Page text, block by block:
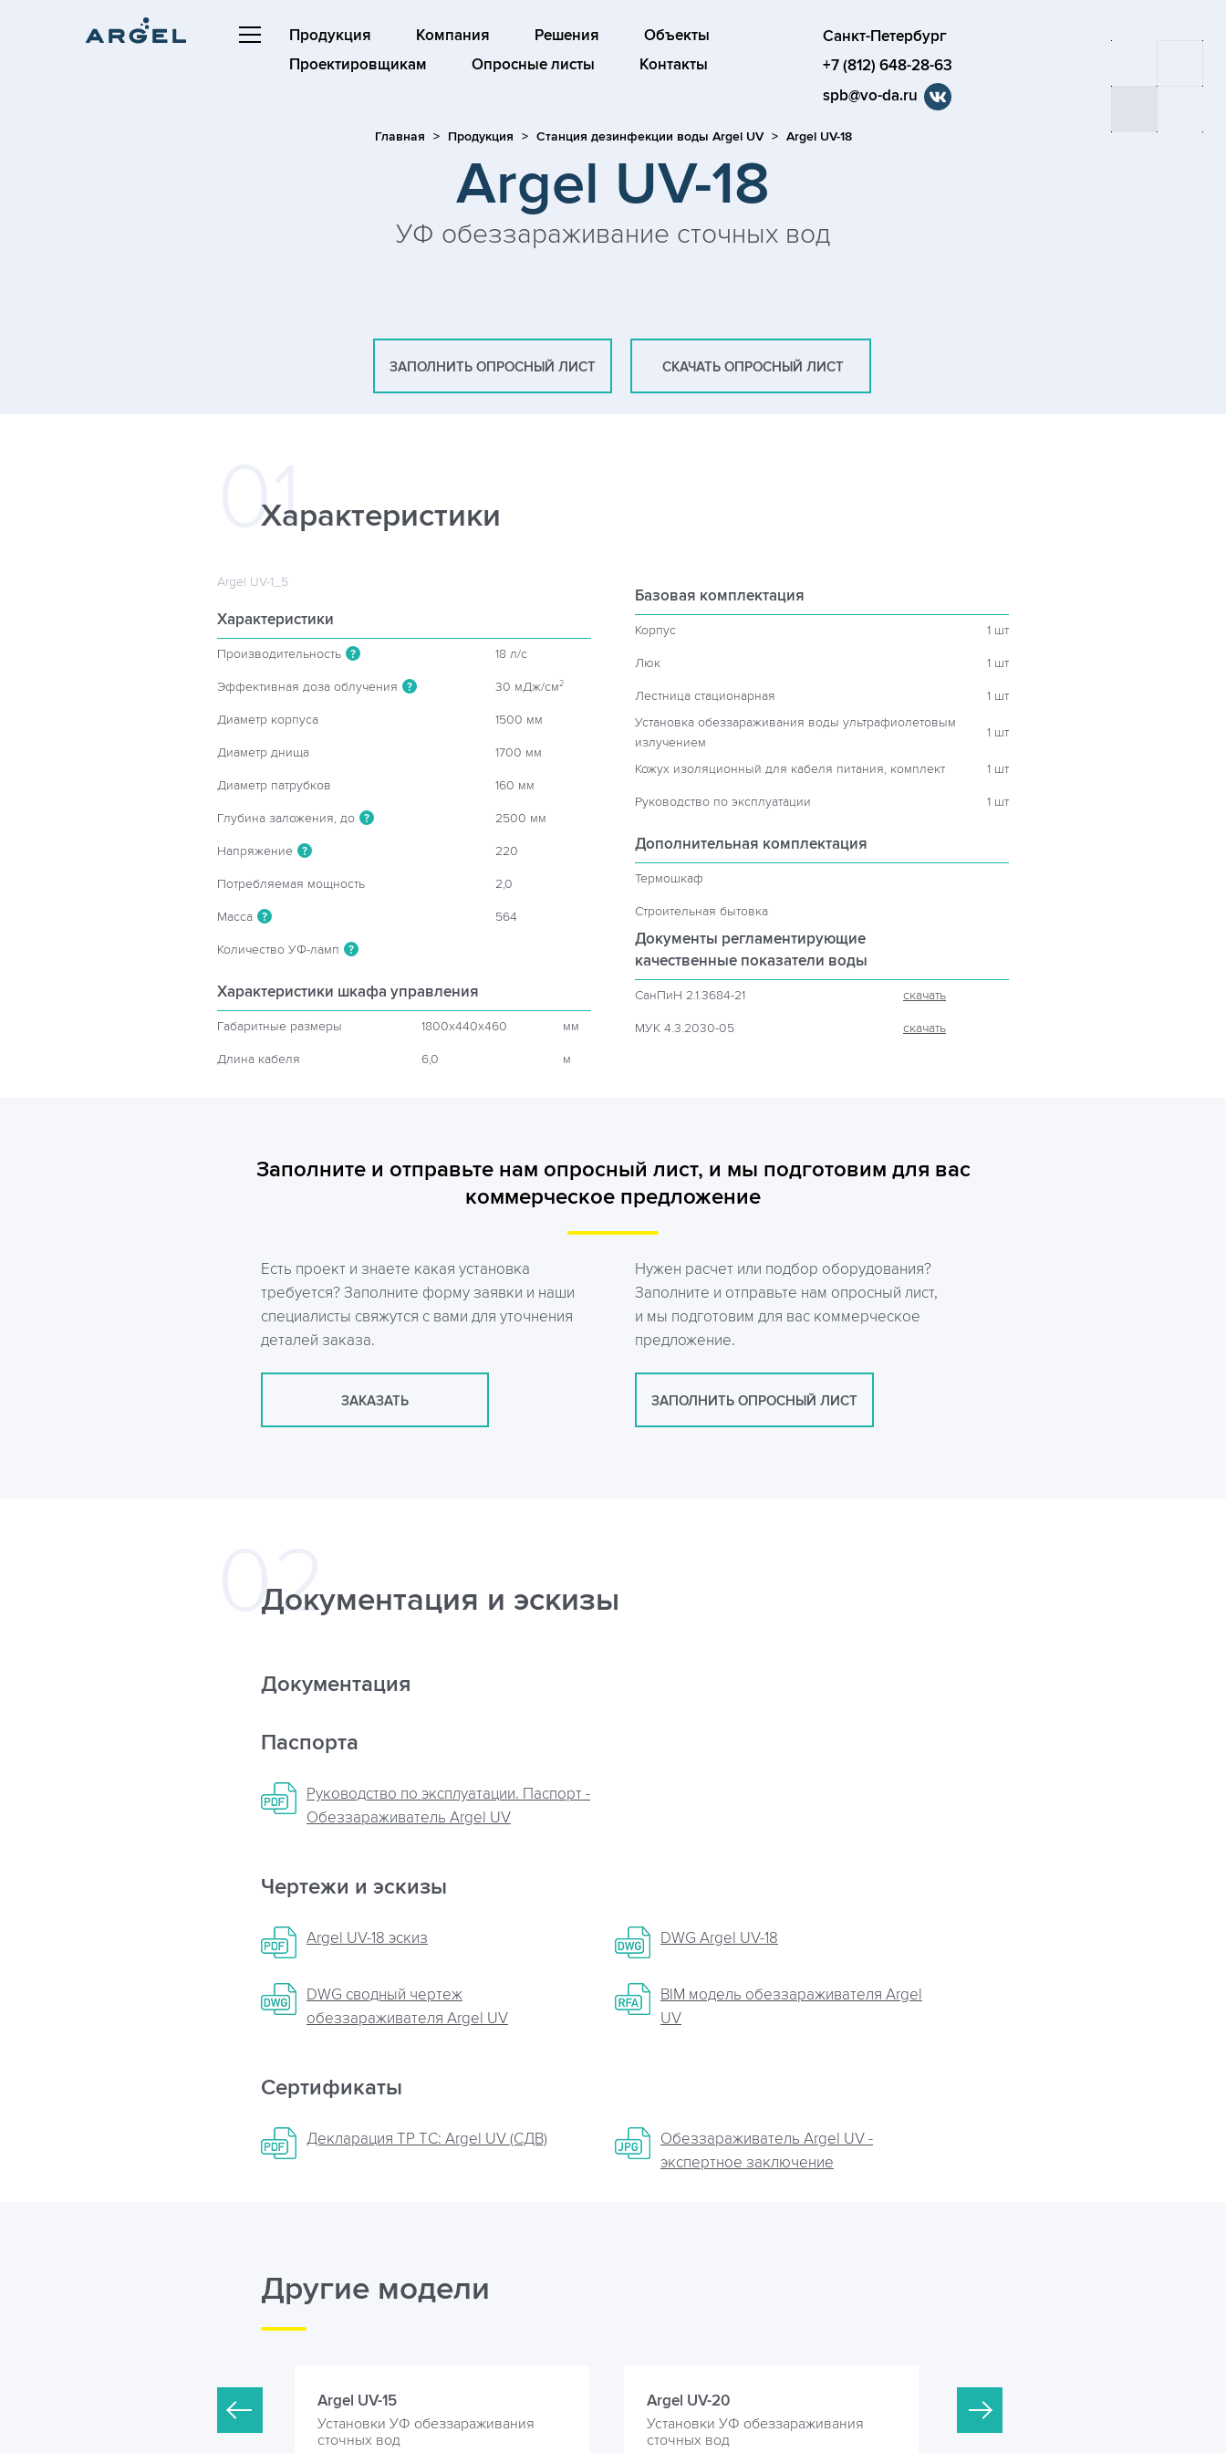
Продукция Компания Решения
Объекты
Проектировщикам
Опросные листы Контакты
Санкт-Петербург
+7 (812) 648-28-63
spb@vo-da.ru
Главная Продукция Станция дезинфекции воды Argel UV Argel UV-18
Argel UV-18
УФ обеззараживание сточных вод
ЗАПОЛНИТЬ ОПРОСНЫЙ ЛИСТ СКАЧАТЬ ОПРОСНЫЙ ЛИСТ
Характеристики
Argel UV-1_5
Характеристики
Производительность ? 18 л/c
Эффективная доза облучения ? 30 мДж/см2
Диаметр корпуса 1500 мм
Диаметр днища 1700 мм
Диаметр патрубков 160 мм
Глубина заложения, до ? 2500 мм
Напряжение ? 220
Потребляемая мощность 2,0
Масса ? 564
Количество УФ-ламп ?
Характеристики шкафа управления
Габаритные размеры 1800x440x460 мм
Длина кабеля 6,0 м
Базовая комплектация
Корпус 1 шт
Люк 1 шт
Лестница стационарная
1 шт
Установка обеззараживания воды ультрафиолетовым
излучением
1 шт
Кожух изоляционный для кабеля питания, комплект 1 шт
Руководство по эксплуатации 1 шт
Дополнительная комплектация
Термошкаф
Строительная бытовка
Документы регламентирующие
качественные показатели воды
СанПиН 2.1.3684-21 скачать
МУК 4.3.2030-05 скачать
Заполните и отправьте нам опросный лист, и мы подготовим для вас
коммерческое предложение
Есть проект и знаете какая установка
требуется? Заполните форму заявки и наши
специалисты свяжутся с вами для уточнения
деталей заказа.
ЗАКАЗАТЬ
Нужен расчет или подбор оборудования?
Заполните и отправьте нам опросный лист,
и мы подготовим для вас коммерческое
предложение.
ЗАПОЛНИТЬ ОПРОСНЫЙ ЛИСТ
Документация и эскизы
Документация
Паспорта
Руководство по эксплуатации. Паспорт -
Обеззараживатель Argel UV
Чертежи и эскизы
Argel UV-18 эскиз DWG Argel UV-18
DWG сводный чертеж
обеззараживателя Argel UV
BIM модель обеззараживателя Argel
UV
Сертификаты
Декларация ТР ТС: Argel UV (СДВ)
Обеззараживатель Argel UV -
экспертное заключение
Другие модели
Argel UV-15
Установки УФ обеззараживания
сточных вод
Argel UV-20
Установки УФ обеззараживания
сточных вод
Argel UV-25
Установки УФ обеззараживания